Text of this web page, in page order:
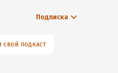
Подписка
свой подкаст